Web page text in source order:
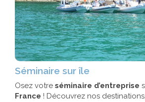
Séminaire sur île
Osez votre séminaire d’entreprise
France ! Découvrez nos